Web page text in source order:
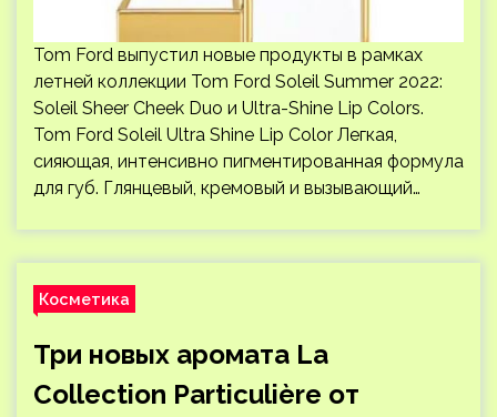
Tom Ford выпустил новые продукты в рамках
летней коллекции Tom Ford Soleil Summer 2022:
Soleil Sheer Cheek Duo и Ultra-Shine Lip Colors.
Tom Ford Soleil Ultra Shine Lip Color Легкая,
сияющая, интенсивно пигментированная формула
для губ. Глянцевый, кремовый и вызывающий…
Косметика
Три новых аромата La
Collection Particulière от